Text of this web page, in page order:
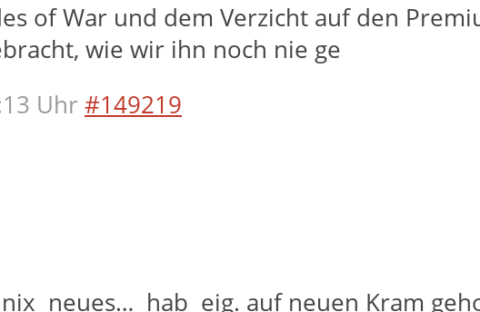
of War und dem Verzicht auf den
wie wir ihn noch nie ge
Uhr #149219
neues… hab eig. auf neuen Kram